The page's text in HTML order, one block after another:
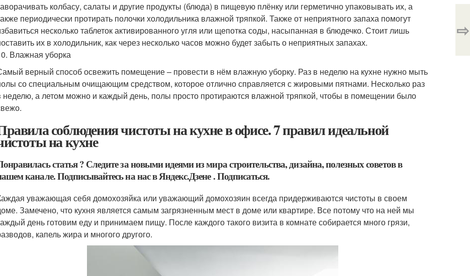
колбасу, салаты и другие продукты (блюда) в пищевую плёнку или герметично упаковывать их, а
периодически протирать полочки холодильника влажной тряпкой. Также от неприятного запаха помогут
несколько таблеток активированного угля или щепотка соды, насыпанная в блюдечко. Стоит лишь
их в холодильник, как через несколько часов можно будет забыть о неприятных запахах.
Влажная уборка
верный способ освежить помещение – провести в нём влажную уборку. Раз в неделю на кухне нужно мыть
со специальным очищающим средством, которое отлично справляется с жировыми пятнами. Несколько раз
неделю, а летом можно и каждый день, полы просто протираются влажной тряпкой, чтобы в помещении было
соблюдения чистоты на кухне в офисе. 7 правил идеальной
на кухне
статья ? Следите за новыми идеями из мира строительства, дизайна, полезных советов в
канале. Подписывайтесь на нас в Яндекс.Дзене . Подписаться.
уважающая себя домохозяйка или уважающий домохозяин всегда придерживаются чистоты в своем
Замечено, что кухня является самым загрязненным мест в доме или квартире. Все потому что на ней мы
день готовим еду и принимаем пищу. После каждого такого визита в комнате собирается много грязи,
капель жира и многого другого.
⇨